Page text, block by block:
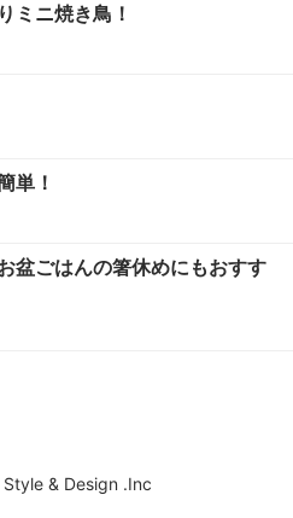
ミニ焼き鳥！
単！
盆ごはんの箸休めにもおすす
& Design .Inc